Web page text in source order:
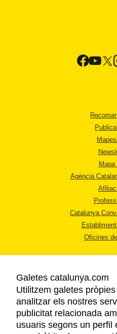
Mapa
Agència
Catalunya
Oficines
AVÍS
POLÍTICA DE
Galetes catalunya.com
Utilitzem galetes
analitzar els nostres
publicitat relacionada
usuaris segons un perfil